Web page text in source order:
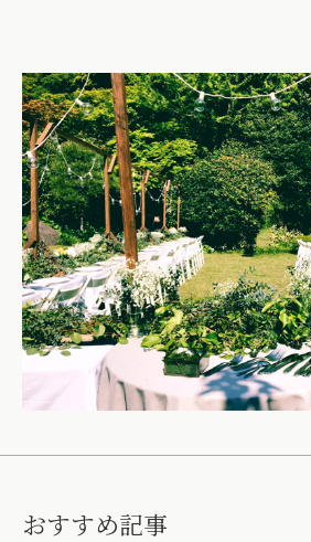
おすすめ記事